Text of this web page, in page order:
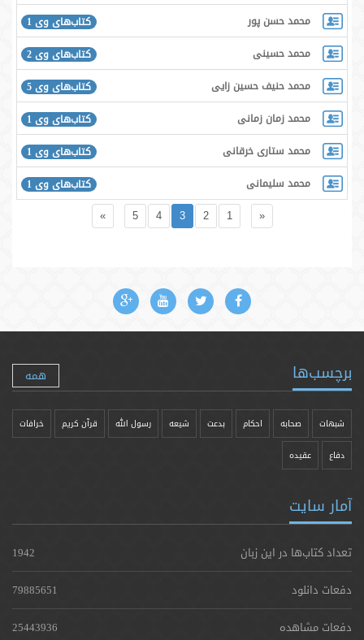
محمد حسن پور
کتاب‌های وی 1
محمد حسینی
کتاب‌های وی 2
محمد حنیف حسین زایی
کتاب‌های وی 5
محمد زمان زمانی
کتاب‌های وی 1
محمد ستاری خرقانی
کتاب‌های وی 1
محمد سلیمانی
کتاب‌های وی 1
«
1
2
3
4
5
»
برچسب‌ها همه
شبهات صحابه احکام بدعت شیعه رسول الله قرآن کریم خرافات
دفاع عقیده
آمار سایت
تعداد کتاب‌ها در این زبان
1942
دفعات دانلود
79885651
دفعات مشاهده
25443936